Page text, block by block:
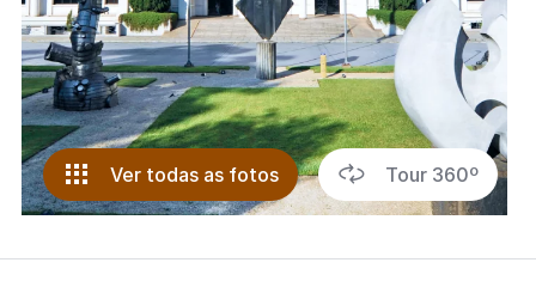
Ver todas as fotos Tour 360º